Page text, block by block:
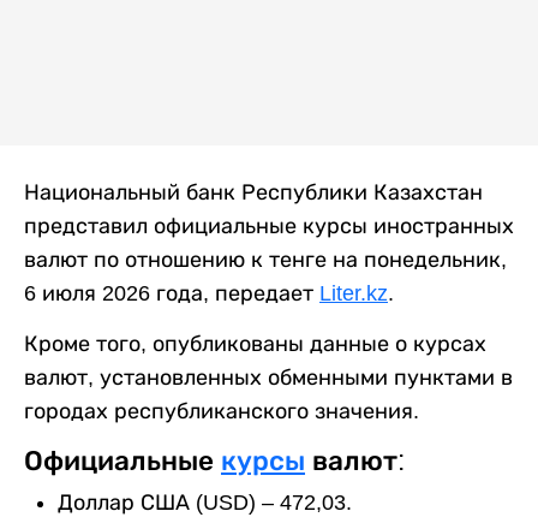
Национальный банк Республики Казахстан
представил официальные курсы иностранных
валют по отношению к тенге на понедельник,
6 июля 2026 года, передает Liter.kz.
Кроме того, опубликованы данные о курсах
валют, установленных обменными пунктами в
городах республиканского значения.
Официальные курсы валют:
Доллар США (USD) – 472,03.